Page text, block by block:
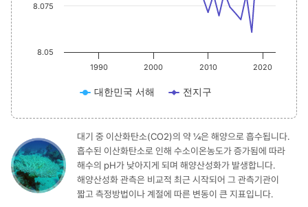
대한민국 서해 전지구
1990 2000 2010 2020
8.05
8.075
대기 중 이산화탄소(CO2)의 약 ¼은 해양으로 흡수됩니다.
흡수된 이산화탄소로 인해 수소이온농도가 증가됨에 따라
해수의 pH가 낮아지게 되며 해양산성화가 발생합니다.
해양산성화 관측은 비교적 최근 시작되어 그 관측기관이
짧고 측정방법이나 계절에 따른 변동이 큰 지표입니다.